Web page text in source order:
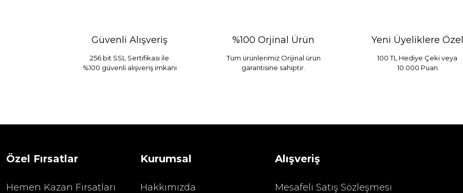
2.400,00 TL 1.680,00 TL
Güvenli Alışveriş
256 bit SSL Sertifikası ile
%100 güvenli alışveriş imkanı
%100 Orjinal Ürün
Tüm ürünlerimiz Orijinal ürün
garantisine sahiptir.
Yeni Üyeliklere Özel
100 TL Hediye Çeki veya
10.000 Puan
Özel Fırsatlar
Hemen Kazan Fırsatları
Kurumsal
Hakkımızda
Alışveriş
Mesafeli Satış Sözleşmesi